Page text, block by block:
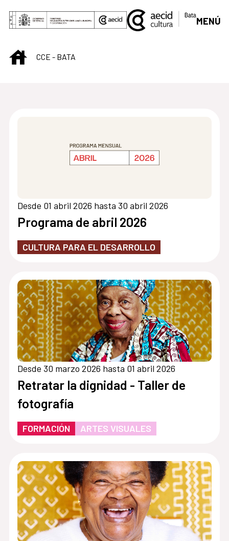
Saltar al contenido principal
MENÚ
INICIOCCE - BATA
Desde 01 abril 2026 hasta 30 abril 2026
Programa de abril 2026
CULTURA PARA EL DESARROLLO
Desde 30 marzo 2026 hasta 01 abril 2026
Retratar la dignidad - Taller de
fotografía
FORMACIÓN ARTES VISUALES